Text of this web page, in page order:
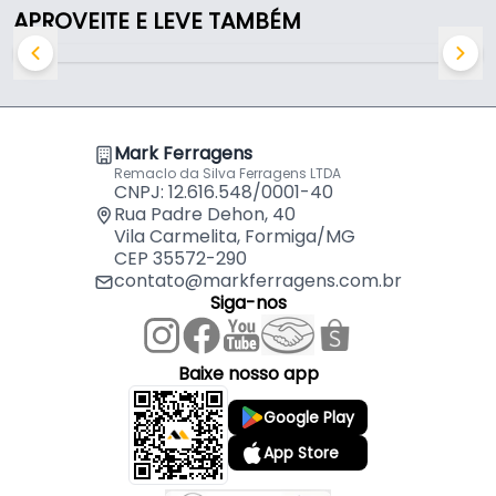
Características:
- Marca: Led Line
- Material: Alumínio / Metal
- Acabamento: Anodizado
- Cor: Alumínio
- Comprimento: 34,2 Cm
- Largura: 1,8 Cm
- Altura: 1,8 Cm
- Entrada: AC - Bivolt
- Frequência: 50/60Hz
- Saída: DC - 12V / 8.5A
APROVEITE E LEVE TAMBÉM
Mark Ferragens
Remaclo da Silva Ferragens LTDA
CNPJ: 12.616.548/0001-40
Rua Padre Dehon, 40
Vila Carmelita, Formiga/MG
CEP 35572-290
contato@markferragens.com.br
Siga-nos
Baixe nosso app
Google Play
App Store